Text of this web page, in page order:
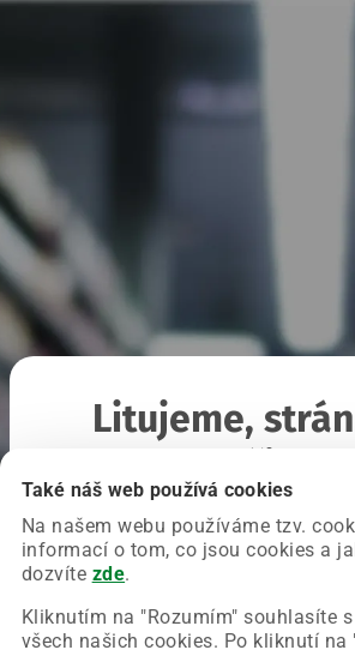
Také náš web používá cookies
Na našem webu používáme tzv.
informací o tom, co jsou cookies a
dozvíte zde.
Kliknutím na "Rozumím" souhlasíte
všech našich cookies. Po kliknutí na
Litujeme,
Chyba nastala na naší straně a
Zkuste prosím znovu načíst